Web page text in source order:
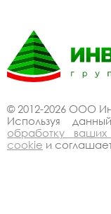
© 2012-2026 ООО
Используя
обработку
cookie и